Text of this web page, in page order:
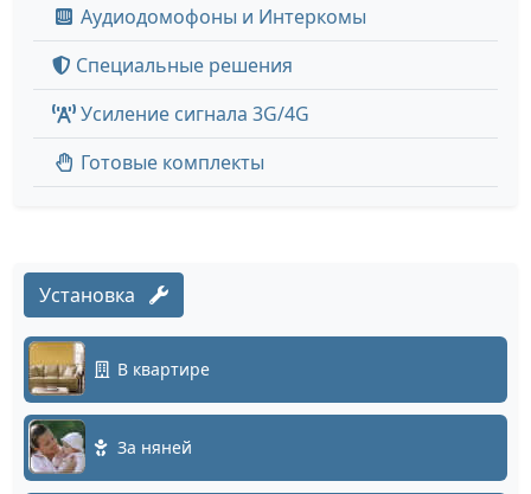
Аудиодомофоны и Интеркомы
Специальные решения
Усиление сигнала 3G/4G
Готовые комплекты
Установка
В квартире
За няней